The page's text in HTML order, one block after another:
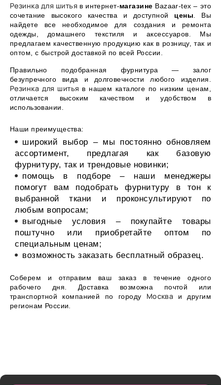
Резинка для шитья в интернет-магазине Bazaar-tex – это
сочетание высокого качества и доступной цены . Вы
найдете все необходимое для создания и ремонта
одежды, домашнего текстиля и аксессуаров. Мы
предлагаем качественную продукцию как в розницу, так и
оптом, с быстрой доставкой по всей России.
Правильно подобранная фурнитура — залог
безупречного вида и долговечности любого изделия.
Резинка для шитья в нашем каталоге по низким ценам,
отличается высоким качеством и удобством в
использовании.
Наши преимущества:
широкий выбор – мы постоянно обновляем
ассортимент, предлагая как базовую
фурнитуру, так и трендовые новинки;
помощь в подборе – наши менеджеры
помогут вам подобрать фурнитуру в тон к
выбранной ткани и проконсультируют по
любым вопросам;
выгодные условия – покупайте товары
поштучно или приобретайте оптом по
специальным ценам;
возможность заказать бесплатный образец.
Соберем и отправим ваш заказ в течение одного
рабочего дня. Доставка возможна почтой или
транспортной компанией по городу Москва
и другим
регионам России.